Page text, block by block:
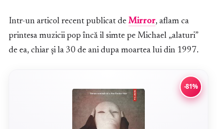
Intr-un articol recent publicat de Mirror, aflam ca
printesa muzicii pop încă il simte pe Michael „alaturi”
de ea, chiar și la 30 de ani dupa moartea lui din 1997.
-81%